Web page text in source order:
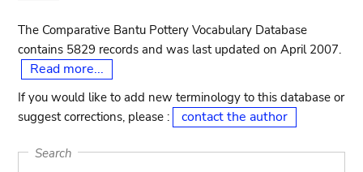
The Comparative Bantu Pottery Vocabulary Database
contains 5829 records and was last updated on April 2007.
Read more...
If you would like to add new terminology to this database or
suggest corrections, please :
contact the author
Search